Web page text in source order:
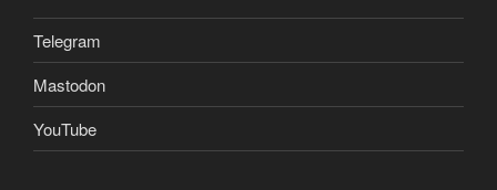
Telegram
Mastodon
YouTube